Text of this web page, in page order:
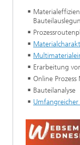
Erarbeitung
Online
Bauteilanalyse